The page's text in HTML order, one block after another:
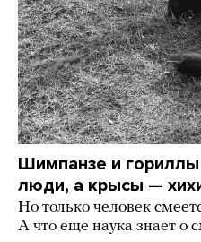
Шимпанзе и
люди, а крысы —
Но только человек
А что еще наука знает о